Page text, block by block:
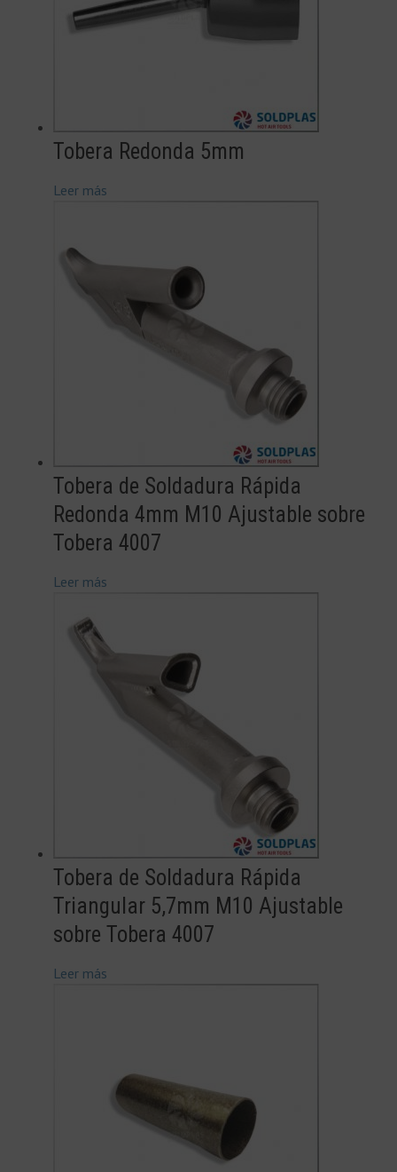
Tobera Redonda 5mm
Leer más
Tobera de Soldadura Rápida
Redonda 4mm M10 Ajustable sobre
Tobera 4007
Leer más
Tobera de Soldadura Rápida
Triangular 5,7mm M10 Ajustable
sobre Tobera 4007
Leer más